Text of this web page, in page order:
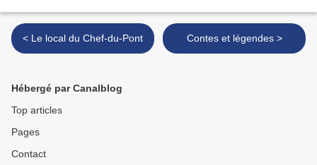
< Le local du Chef-du-Pont Contes et légendes >
Hébergé par Canalblog
Top articles
Pages
Contact